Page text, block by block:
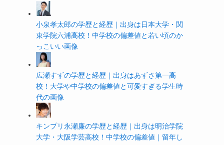
小泉孝太郎の学歴と経歴｜出身は日本大学・関
東学院六浦高校！中学校の偏差値と若い頃のか
っこいい画像
広瀬すずの学歴と経歴｜出身はあずさ第一高
校！大学や中学校の偏差値と可愛すぎる学生時
代の画像
キンプリ永瀬廉の学歴と経歴｜出身は明治学院
大学・大阪学芸高校！中学校の偏差値｜留年し